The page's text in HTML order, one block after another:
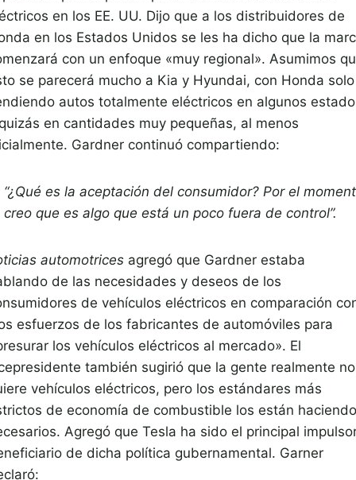
en los EE. UU. Dijo que a los distribuidores de
en los Estados Unidos se les ha dicho que la
con un enfoque «muy regional». Asumimos
se parecerá mucho a Kia y Hyundai, con Honda solo
autos totalmente eléctricos en algunos
en cantidades muy pequeñas, al menos
Gardner continuó compartiendo:
“¿Qué es la aceptación del consumidor? Por el
creo que es algo que está un poco fuera de control”.
automotrices agregó que Gardner estaba
de las necesidades y deseos de los
de vehículos eléctricos en comparación
esfuerzos de los fabricantes de automóviles para
los vehículos eléctricos al mercado». El
también sugirió que la gente realmente no
vehículos eléctricos, pero los estándares más
de economía de combustible los están haciendo
Agregó que Tesla ha sido el principal
de dicha política gubernamental. Garner